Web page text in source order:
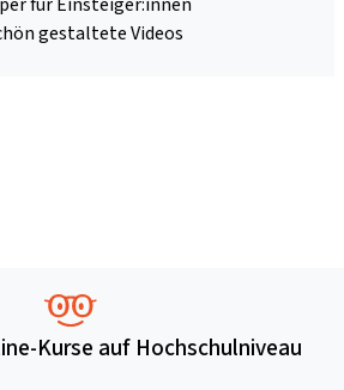
gestaltete Videos
Kurse auf Hochschulniveau